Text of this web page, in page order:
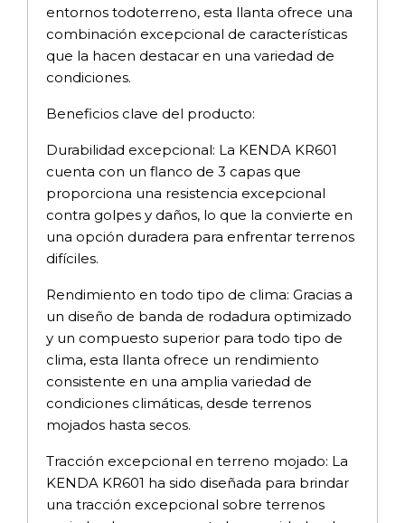
entornos todoterreno, esta llanta ofrece una
combinación excepcional de características
que la hacen destacar en una variedad de
condiciones.
Beneficios clave del producto:
Durabilidad excepcional: La KENDA KR601
cuenta con un flanco de 3 capas que
proporciona una resistencia excepcional
contra golpes y daños, lo que la convierte en
una opción duradera para enfrentar terrenos
difíciles.
Rendimiento en todo tipo de clima: Gracias a
un diseño de banda de rodadura optimizado
y un compuesto superior para todo tipo de
clima, esta llanta ofrece un rendimiento
consistente en una amplia variedad de
condiciones climáticas, desde terrenos
mojados hasta secos.
Tracción excepcional en terreno mojado: La
KENDA KR601 ha sido diseñada para brindar
una tracción excepcional sobre terrenos